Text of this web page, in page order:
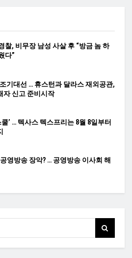
찰, 비무장 남성 사살 후 “방금 놈 하
다”
기대선 … 휴스턴과 달라스 재외공관,
자 신고 준비시작
쿨’ … 텍사스 텍스프리는 8월 8일부터
영방송 장악? … 공영방송 이사회 해